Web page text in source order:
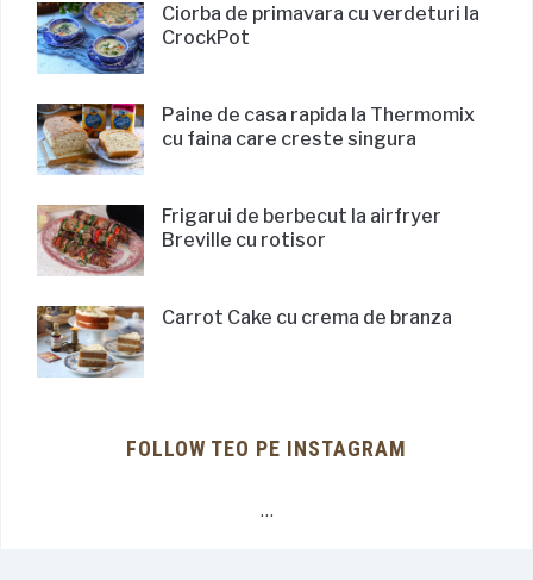
Ciorba de primavara cu verdeturi la
CrockPot
Paine de casa rapida la Thermomix
cu faina care creste singura
Frigarui de berbecut la airfryer
Breville cu rotisor
Carrot Cake cu crema de branza
FOLLOW TEO PE INSTAGRAM
…